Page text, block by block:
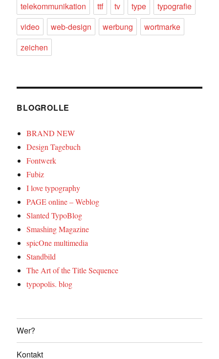
telekommunikation
ttf tv type
typografie
video
web-design werbung
wortmarke
zeichen
BLOGROLLE
BRAND NEW
Design Tagebuch
Fontwerk
Fubiz
I love typography
PAGE online – Weblog
Slanted TypoBlog
Smashing Magazine
spicOne multimedia
Standbild
The Art of the Title Sequence
typopolis. blog
Wer?
Kontakt